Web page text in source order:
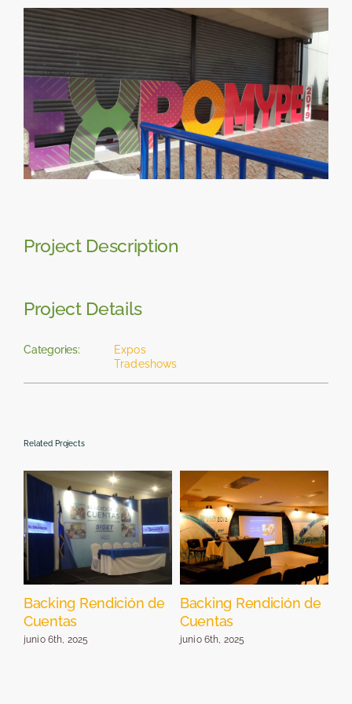
content
View
Larger
Image
Project Description
Project Details
Categories:
Expos
Tradeshows
Related Projects
Backing Rendición de
Cuentas
junio 6th, 2025
Backing Rendición de
Cuentas
junio 6th, 2025